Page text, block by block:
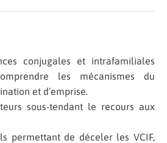
conjugales et intrafamiliales
les mécanismes du
et d’emprise.
sous-tendant le recours aux
permettant de déceler les VCIF,